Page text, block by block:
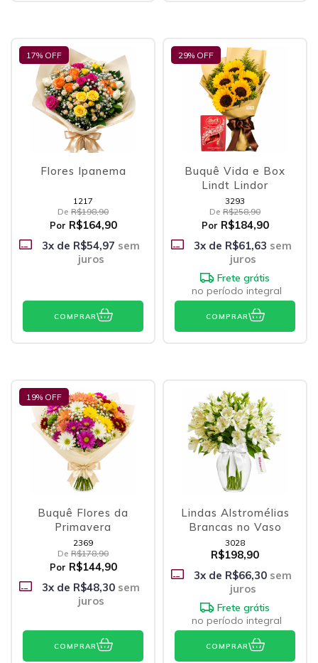
17% OFF
Flores Ipanema
1217
De R$198,90
Por R$164,90
3x de R$54,97 sem
juros
COMPRAR
29% OFF
Buquê Vida e Box
Lindt Lindor
3293
De R$258,90
Por R$184,90
3x de R$61,63 sem
juros
Frete grátis
no período integral
COMPRAR
19% OFF
Buquê Flores da
Primavera
2369
De R$178,90
Por R$144,90
3x de R$48,30 sem
juros
COMPRAR
Lindas Alstromélias
Brancas no Vaso
3028
R$198,90
3x de R$66,30 sem
juros
Frete grátis
no período integral
COMPRAR